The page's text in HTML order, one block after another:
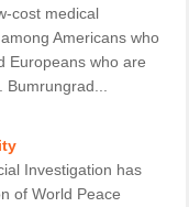
cost medical
Americans who
Europeans who are
Bumrungrad...
Investigation has
of World Peace